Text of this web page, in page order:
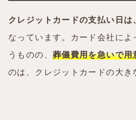
クレジットカードの支払い日は
なっています。カード会社によ
うものの、 葬儀費用を急いで用
のは、クレジットカードの大き